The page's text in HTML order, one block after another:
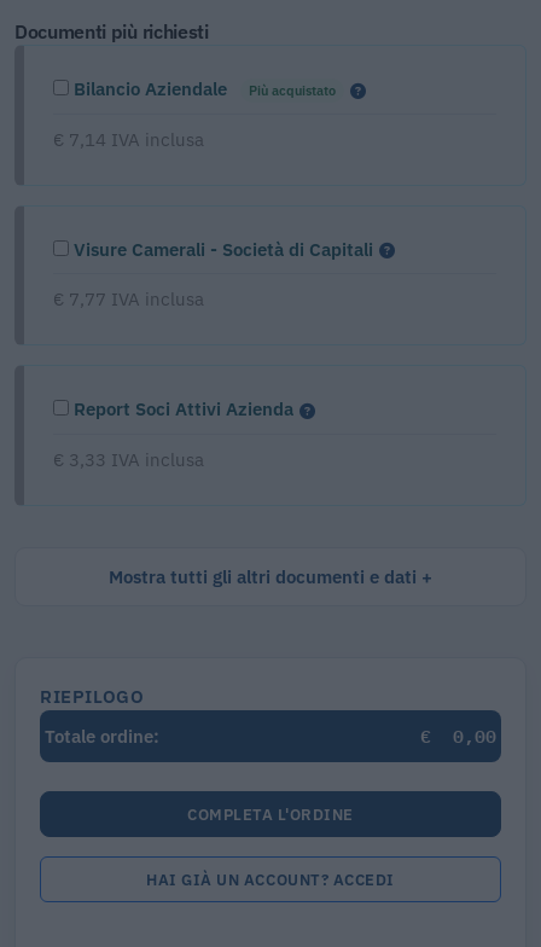
Documenti più richiesti
Bilancio Aziendale Più acquistato
€ 7,14 IVA inclusa
Visure Camerali - Società di Capitali
€ 7,77 IVA inclusa
Report Soci Attivi Azienda
€ 3,33 IVA inclusa
Mostra tutti gli altri documenti e dati
RIEPILOGO
Totale ordine:
€ 0,00
COMPLETA L'ORDINE
HAI GIÀ UN ACCOUNT? ACCEDI